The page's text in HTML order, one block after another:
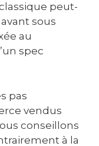
peut-
sous
au
spec
pas
vendus
conseillons
à la